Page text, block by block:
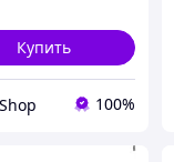
Купить
100%